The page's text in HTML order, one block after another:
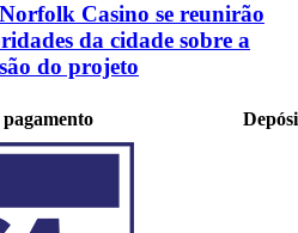
Casino se reunirão
da cidade sobre a
do projeto